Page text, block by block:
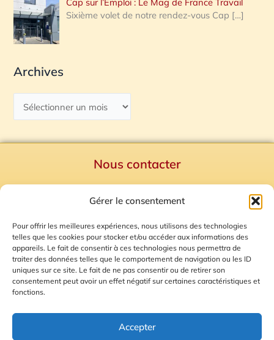
Gérer le consentement
Pour offrir les meilleures expériences, nous utilisons des technologies
telles que les cookies pour stocker et/ou accéder aux informations des
appareils. Le fait de consentir à ces technologies nous permettra de
traiter des données telles que le comportement de navigation ou les ID
uniques sur ce site. Le fait de ne pas consentir ou de retirer son
consentement peut avoir un effet négatif sur certaines caractéristiques et
fonctions.
Accepter
Sixième volet de notre rendez-vous Cap […]
Archives
Nous contacter
Mentions Légales
Plan du site
Gestion des Cookies